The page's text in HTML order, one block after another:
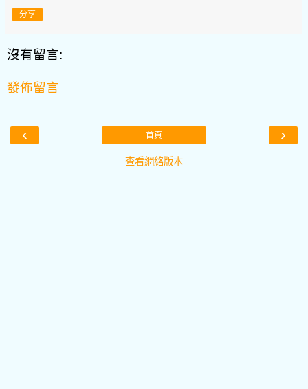
分享
沒有留言:
發佈留言
‹ ›
首頁
查看網絡版本